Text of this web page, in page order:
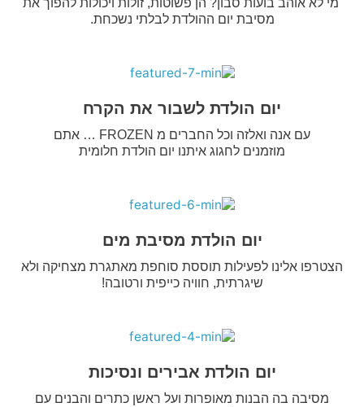
מסיבת יום ההולדת לבלתי נשכחת.
יום הולדת לשבור את הקרח
עם אנה ואלזה וכל החברים מ FROZEN … אתם
מוזמנים לחגוג איתנו יום הולדת חלומית
יום הולדת מסיבת מים
הצטרפו אלינו לפעילות תוססת סוחפת מאתגרת מצחיקה ולא
שיגרתית, חוויה כייפית ורטובה!
יום הולדת אבירים ונסיכות
מסיבה בה הבנות מאופרות ועל ראשן כתרים והבנים עם